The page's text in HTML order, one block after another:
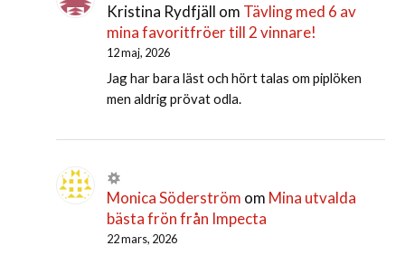
Kristina Rydfjäll om Tävling med 6 av
mina favoritfröer till 2 vinnare!
12 maj, 2026
Jag har bara läst och hört talas om piplöken
men aldrig prövat odla.
Monica Söderström om Mina utvalda
bästa frön från Impecta
22 mars, 2026